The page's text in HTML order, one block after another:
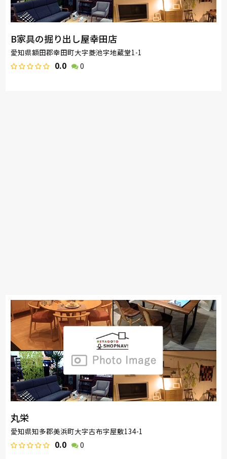
B家具の掘り出し屋幸田店
愛知県額田郡幸田町大字菱池字地蔵堂1-1
0.0 0
丸栄
愛知県知多郡美浜町大字古布字屋敷134-1
0.0 0